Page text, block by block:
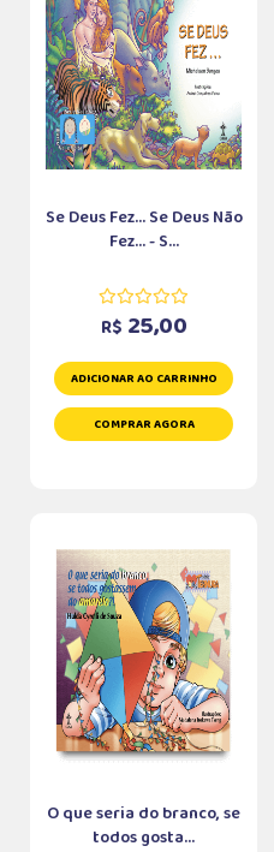
Se Deus Fez... Se Deus Não
Fez... - S...
R$ 25,00
ADICIONAR AO CARRINHO
COMPRAR AGORA
O que seria do branco, se
todos gosta...